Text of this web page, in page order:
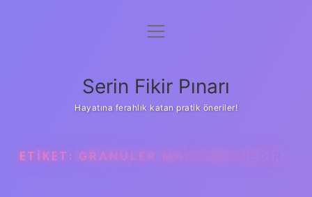
Gizlilik Politikası
Yasal Uyarı
menüyü
Serin Fikir Pınarı
Hayatına ferahlık katan pratik öneriler!
ETIKET: GRANÜLER MALZEME NEDIR